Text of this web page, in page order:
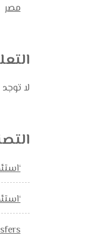
مصر
لا